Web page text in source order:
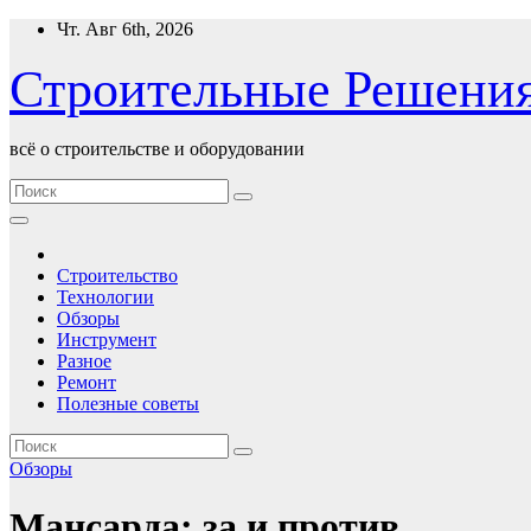
Перейти
содержимому
Чт. Авг 6th, 2026
Строительные
всё о строительстве и оборудовании
Строительство
Технологии
Обзоры
Инструмент
Разное
Ремонт
Полезные советы
Обзоры